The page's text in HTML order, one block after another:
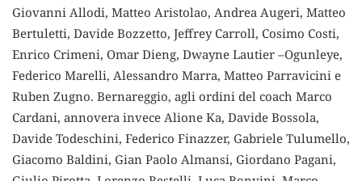
Giovanni Allodi, Matteo Aristolao, Andrea Augeri, Matteo
Bertuletti, Davide Bozzetto, Jeffrey Carroll, Cosimo Costi,
Enrico Crimeni, Omar Dieng, Dwayne Lautier –Ogunleye,
Federico Marelli, Alessandro Marra, Matteo Parravicini e
Ruben Zugno. Bernareggio, agli ordini del coach Marco
Cardani, annovera invece Alione Ka, Davide Bossola,
Davide Todeschini, Federico Finazzer, Gabriele Tulumello,
Giacomo Baldini, Gian Paolo Almansi, Giordano Pagani,